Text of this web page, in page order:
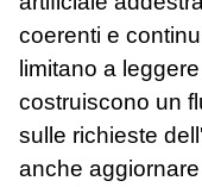
coerenti e
limitano a
costruiscono un
sulle richieste
anche